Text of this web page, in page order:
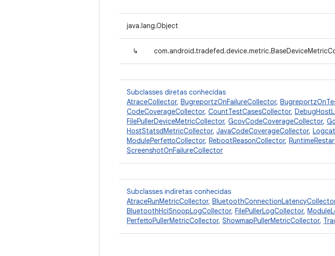
java.lang.Object
↳
Subclasses diretas conhecidas
AtraceCollector, BugreportzOnFailureCollector,
CodeCoverageCollector, CountTestCasesCollector,
FilePullerDeviceMetricCollector, GcovCodeCoverageCollector,
HostStatsdMetricCollector, JavaCodeCoverageCollector,
ModulePerfettoCollector, RebootReasonCollector,
ScreenshotOnFailureCollector
Subclasses indiretas conhecidas
AtraceRunMetricCollector,
BluetoothHciSnoopLogCollector, FilePullerLogCollector,
PerfettoPullerMetricCollector, ShowmapPullerMetricCollector,